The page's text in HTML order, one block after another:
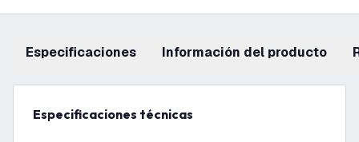
Especificaciones información del producto
Especificaciones técnicas